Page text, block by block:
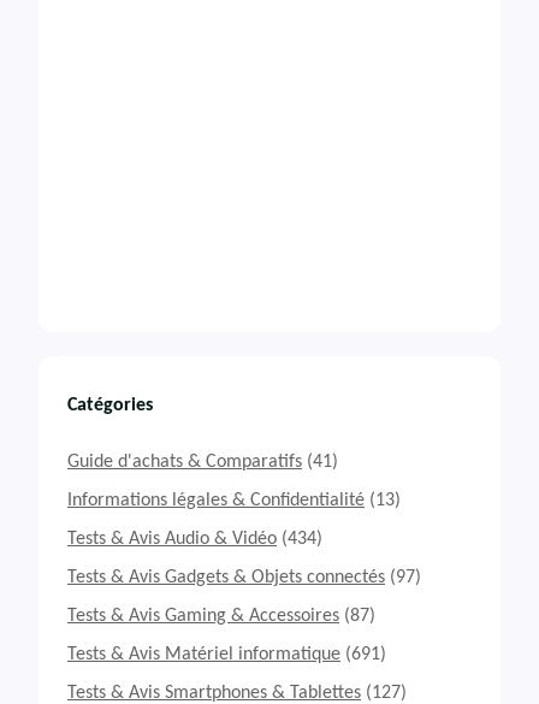
Catégories
Guide d'achats & Comparatifs (41)
Informations légales & Confidentialité (13)
Tests & Avis Audio & Vidéo (434)
Tests & Avis Gadgets & Objets connectés (97)
Tests & Avis Gaming & Accessoires (87)
Tests & Avis Matériel informatique (691)
Tests & Avis Smartphones & Tablettes (127)